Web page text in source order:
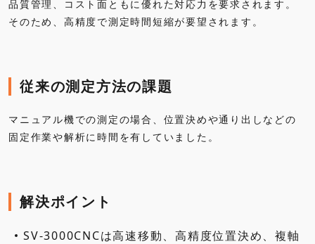
品質管理、コスト面ともに優れた対応力を要求されます。
そのため、高精度で測定時間短縮が要望されます。
従来の測定方法の課題
マニュアル機での測定の場合、位置決めや通り出しなどの
固定作業や解析に時間を有していました。
解決ポイント
SV-3000CNCは高速移動、高精度位置決め、複軸